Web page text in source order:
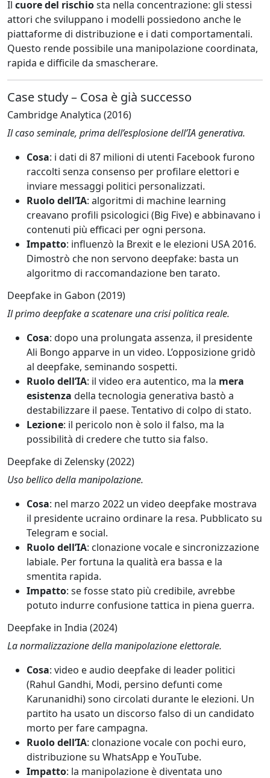
Il cuore del rischiosta nella concentrazione: gli stessi
attori che sviluppano i modelli possiedono anche le
piattaforme di distribuzione e i dati comportamentali.
Questo rende possibile una manipolazione coordinata,
rapida e difficile da smascherare.
Case study – Cosa è già successo
Cambridge Analytica (2016)
Il caso seminale, prima dell’esplosione dell’IA generativa.
Cosa: i dati di 87 milioni di utenti Facebook furono
raccolti senza consenso per profilare elettori e
inviare messaggi politici personalizzati.
Ruolo dell’IA: algoritmi di machine learning
creavano profili psicologici (Big Five) e abbinavano i
contenuti più efficaci per ogni persona.
Impatto: influenzò la Brexit e le elezioni USA 2016.
Dimostrò che non servono deepfake: basta un
algoritmo di raccomandazione ben tarato.
Deepfake in Gabon (2019)
Il primo deepfake a scatenare una crisi politica reale.
Cosa: dopo una prolungata assenza, il presidente
Ali Bongo apparve in un video. L’opposizione gridò
al deepfake, seminando sospetti.
Ruolo dell’IA: il video era autentico, ma la mera
esistenza della tecnologia generativa bastò a
destabilizzare il paese. Tentativo di colpo di stato.
Lezione: il pericolo non è solo il falso, ma la
possibilità di credere che tutto sia falso.
Deepfake di Zelensky (2022)
Uso bellico della manipolazione.
Cosa: nel marzo 2022 un video deepfake mostrava
il presidente ucraino ordinare la resa. Pubblicato su
Telegram e social.
Ruolo dell’IA: clonazione vocale e sincronizzazione
labiale. Per fortuna la qualità era bassa e la
smentita rapida.
Impatto: se fosse stato più credibile, avrebbe
potuto indurre confusione tattica in piena guerra.
Deepfake in India (2024)
La normalizzazione della manipolazione elettorale.
Cosa: video e audio deepfake di leader politici
(Rahul Gandhi, Modi, persino defunti come
Karunanidhi) sono circolati durante le elezioni. Un
partito ha usato un discorso falso di un candidato
morto per fare campagna.
Ruolo dell’IA: clonazione vocale con pochi euro,
distribuzione su WhatsApp e YouTube.
Impatto: la manipolazione è diventata uno